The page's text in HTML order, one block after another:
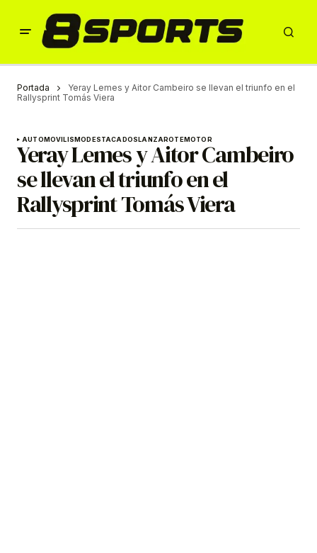
Portada
Yeray Lemes y Aitor Cambeiro se llevan el triunfo en el
Rallysprint Tomás Viera
AUTOMOVILISMODESTACADOSLANZAROTEMOTOR
Yeray Lemes y Aitor Cambeiro
se llevan el triunfo en el
Rallysprint Tomás Viera